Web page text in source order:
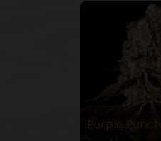
Purple Punch